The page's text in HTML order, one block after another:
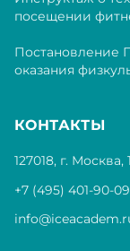
посещении
Постановление
оказания
КОНТАКТЫ
127018, г.
+7 (495) 401-90-09